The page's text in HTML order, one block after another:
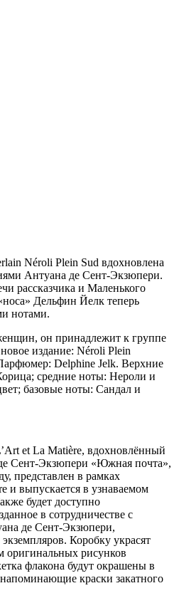
Néroli Plein Sud вдохновлена
Антуана де Сент-Экзюпери.
рассказчика и Маленького
Дельфин Йелк теперь
нотами.
он принадлежит к группе
издание: Néroli Plein
Delphine Jelk. Верхние
средние ноты: Нероли и
базовые ноты: Сандал и
et La Matière, вдохновлённый
Сент-Экзюпери «Южная почта»,
представлен в рамках
и выпускается в узнаваемом
будет доступно
в сотрудничестве с
де Сент-Экзюпери,
Коробку украсят
оригинальных рисунков
флакона будут окрашены в
краски закатного